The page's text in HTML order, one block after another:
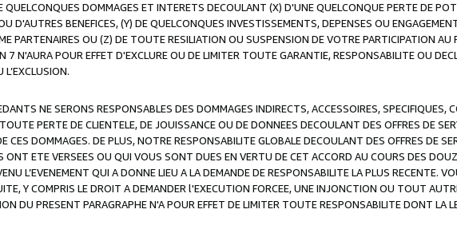
DOMMAGES ET INTERETS DECOULANT (X) D'UNE QUELCONQUE PERTE DE
D'AUTRES BENEFICES, (Y) DE QUELCONQUES INVESTISSEMENTS, DEPENSES OU
PARTENAIRES OU (Z) DE TOUTE RESILIATION OU SUSPENSION DE VOTRE PARTICIPATION AU
N'AURA POUR EFFET D'EXCLURE OU DE LIMITER TOUTE GARANTIE, RESPONSABILITE OU
NE SERONS RESPONSABLES DES DOMMAGES INDIRECTS, ACCESSOIRES, SPECIFIQUES,
PERTE DE CLIENTELE, DE JOUISSANCE OU DE DONNEES DECOULANT DES OFFRES DE
CES DOMMAGES. DE PLUS, NOTRE RESPONSABILITE GLOBALE DECOULANT DES OFFRES DE
ONT ETE VERSEES OU QUI VOUS SONT DUES EN VERTU DE CET ACCORD AU COURS DES
L’EVENEMENT QUI A DONNE LIEU A LA DEMANDE DE RESPONSABILITE LA PLUS RECENTE.
Y COMPRIS LE DROIT A DEMANDER l'EXECUTION FORCEE, UNE INJONCTION OU TOUT
DU PRESENT PARAGRAPHE N'A POUR EFFET DE LIMITER TOUTE RESPONSABILITE DONT LA